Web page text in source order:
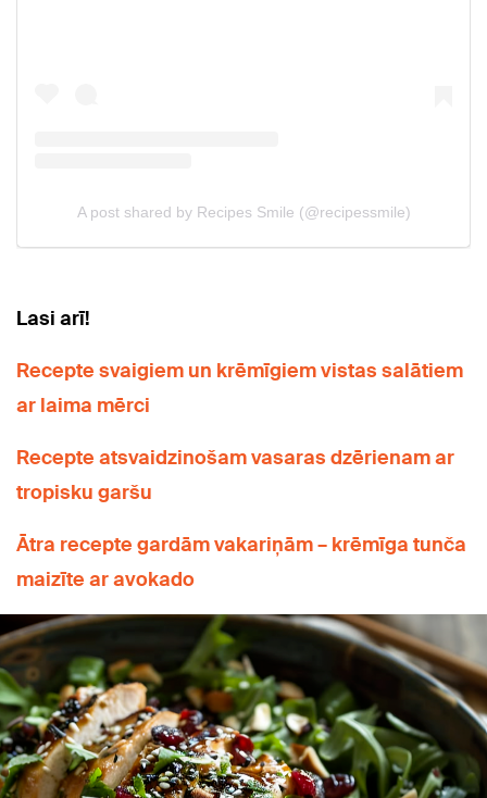
Lasi arī!
Recepte svaigiem un krēmīgiem vistas salātiem
ar laima mērci
Recepte atsvaidzinošam vasaras dzērienam ar
tropisku garšu
Ātra recepte gardām vakariņām – krēmīga tunča
maizīte ar avokado